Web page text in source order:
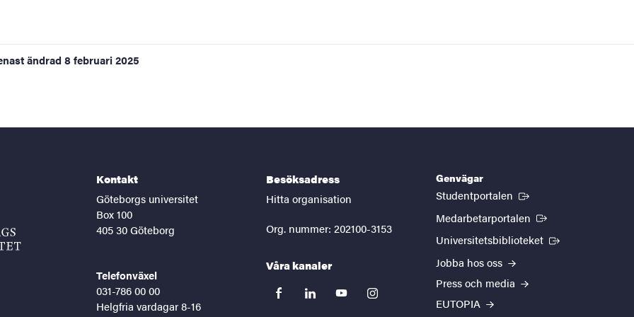
ändrad 8 februari 2025
Kontakt
Göteborgs universitet
Box 100
405 30 Göteborg
Telefonväxel
031-786 00 00
Helgfria vardagar 8-16
Besöksadress
Hitta organisation
Org. nummer: 202100-3153
Våra kanaler
facebooklinkedinyoutubeinstagram
Genvägar
Studentportalen (Extern länk)
Medarbetarportalen (Extern länk)
Universitetsbiblioteket (Extern länk)
Jobba hos oss
Press och media
EUTOPIA